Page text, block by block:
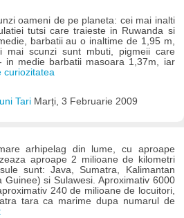
oameni de pe planeta: cei mai inalti
tutsi care traieste in Ruwanda si
barbatii au o inaltime de 1,95 m,
mai scunzi sunt mbuti, pigmeii care
in medie barbatii masoara 1,37m, iar
curiozitatea
Tari Marți, 3 Februarie 2009
arhipelag din lume, cu aproape
aproape 2 milioane de kilometri
sunt: Java, Sumatra, Kalimantan
si Sulawesi. Aproximativ 6000
240 de milioane de locuitori,
tara ca marime dupa numarul de